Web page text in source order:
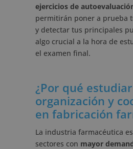
ejercicios de
permitirán poner a prueba
y detectar tus principales
algo crucial a la hora de
el examen final.
¿Por qué estudiar
organización y
en fabricación
La industria farmacéutica
sectores con mayor